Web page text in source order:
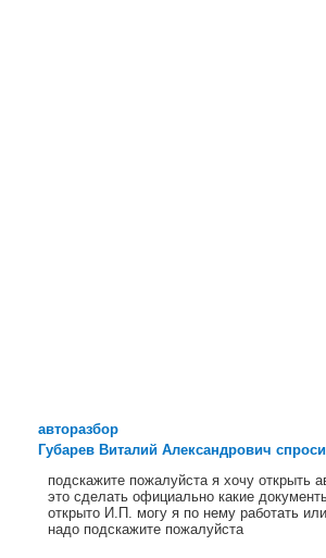
авторазбор
Губарев Виталий Александрович
подскажите пожалуйста я хочу открыть
это сделать официально какие
открыто И.П. могу я по нему работать
надо подскажите пожалуйста